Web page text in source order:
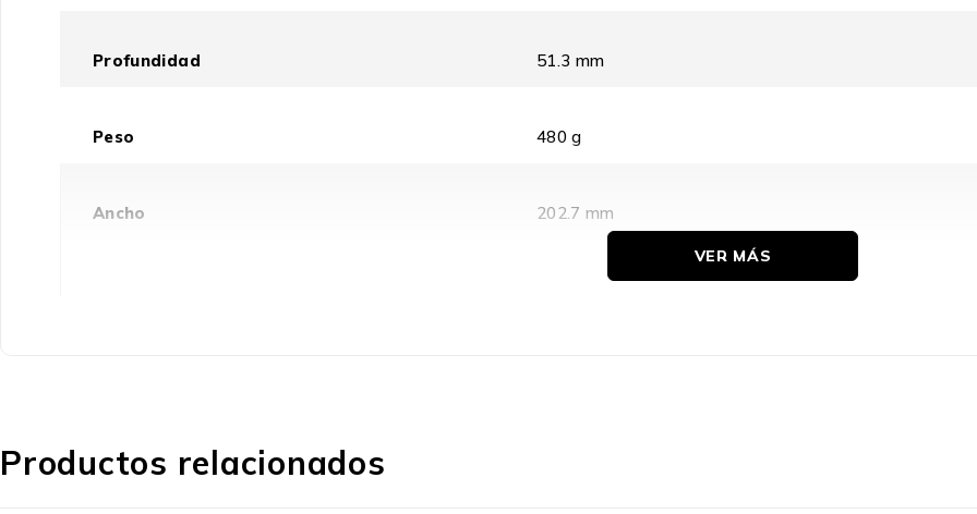
Profundidad 51.3 mm
Peso 480 g
Ancho 202.7 mm
VER MÁS
Productos relacionados